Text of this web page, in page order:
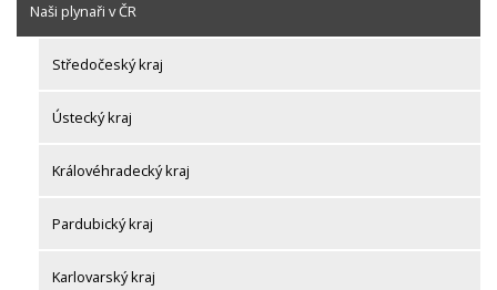
Naši plynaři v ČR
Středočeský kraj
Ústecký kraj
Královéhradecký kraj
Pardubický kraj
Karlovarský kraj